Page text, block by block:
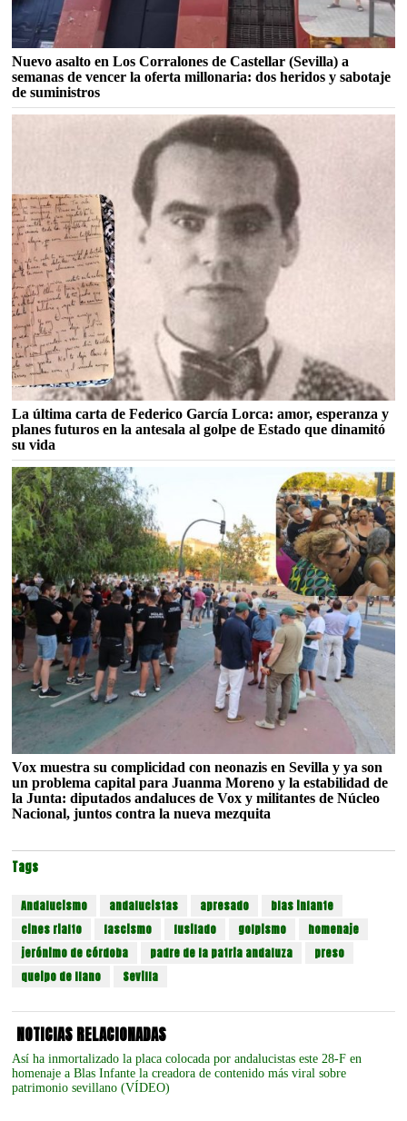
Nuevo asalto en Los Corralones de Castellar (Sevilla) a
semanas de vencer la oferta millonaria: dos heridos y sabotaje
de suministros
La última carta de Federico García Lorca: amor, esperanza y
planes futuros en la antesala al golpe de Estado que dinamitó
su vida
Vox muestra su complicidad con neonazis en Sevilla y ya son
un problema capital para Juanma Moreno y la estabilidad de
la Junta: diputados andaluces de Vox y militantes de Núcleo
Nacional, juntos contra la nueva mezquita
Tags
Andalucismo andalucistas apresado
blas infante
cines rialto
fascismo fusilado golpismo
homenaje
jerónimo de córdoba
padre de la patria andaluza
preso
queipo de llano
Sevilla
NOTICIAS RELACIONADAS
Así ha inmortalizado la placa colocada por andalucistas este 28-F en
homenaje a Blas Infante la creadora de contenido más viral sobre
patrimonio sevillano (VÍDEO)